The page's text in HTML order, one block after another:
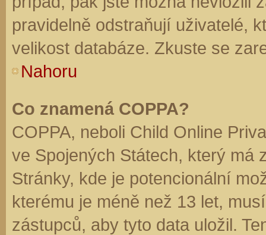
pravidelně odstraňují uživatelé,
velikost databáze. Zkuste se
Nahoru
Co znamená COPPA?
COPPA, neboli Child Online
ve Spojených Státech, který má
Stránky, kde je potencionální
kterému je méně než 13 let,
zástupců, aby tyto data uložil.